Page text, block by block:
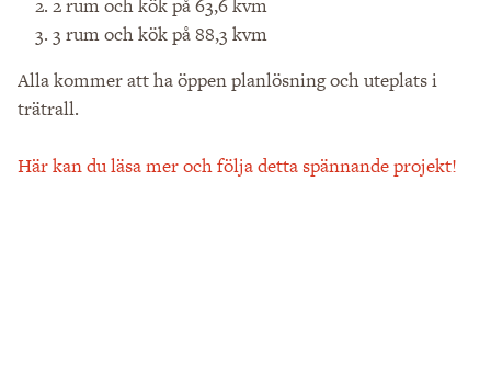
3 rum och kök på 88,3 kvm
Alla kommer att ha öppen planlösning och uteplats i
trätrall.
Här kan du läsa mer och följa detta spännande projekt!